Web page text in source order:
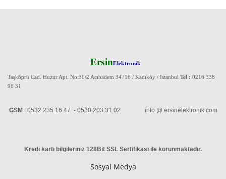
ErsinElektronik
Taşköprü Cad. Huzur Apt. No:30/2 Acıbadem 34716 / Kadıköy / Istanbul Tel : 0216 338
96 31
GSM : 0532 235 16 47 - 0530 203 31 02 info @ ersinelektronik.com
Kredi kartı bilgileriniz 128Bit SSL Sertifikası ile korunmaktadır.
Sosyal Medya